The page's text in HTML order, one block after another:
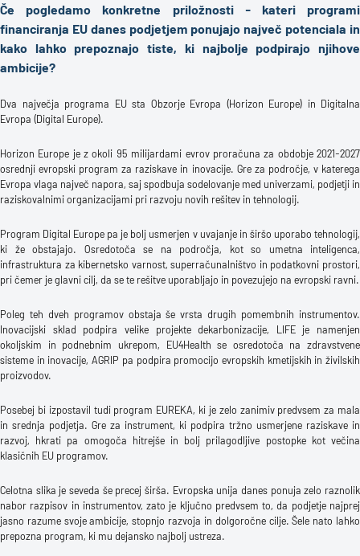
Če pogledamo konkretne priložnosti - kateri programi
financiranja EU danes podjetjem ponujajo največ potenciala in
kako lahko prepoznajo tiste, ki najbolje podpirajo njihove
ambicije?
Dva največja programa EU sta Obzorje Evropa (Horizon Europe) in Digitalna
Evropa (Digital Europe).
Horizon Europe je z okoli 95 milijardami evrov proračuna za obdobje 2021-2027
osrednji evropski program za raziskave in inovacije. Gre za področje, v katerega
Evropa vlaga največ napora, saj spodbuja sodelovanje med univerzami, podjetji in
raziskovalnimi organizacijami pri razvoju novih rešitev in tehnologij.
Program Digital Europe pa je bolj usmerjen v uvajanje in širšo uporabo tehnologij,
ki že obstajajo. Osredotoča se na področja, kot so umetna inteligenca,
infrastruktura za kibernetsko varnost, superračunalništvo in podatkovni prostori,
pri čemer je glavni cilj, da se te rešitve uporabljajo in povezujejo na evropski ravni.
Poleg teh dveh programov obstaja še vrsta drugih pomembnih instrumentov.
Inovacijski sklad podpira velike projekte dekarbonizacije, LIFE je namenjen
okoljskim in podnebnim ukrepom, EU4Health se osredotoča na zdravstvene
sisteme in inovacije, AGRIP pa podpira promocijo evropskih kmetijskih in živilskih
proizvodov.
Posebej bi izpostavil tudi program EUREKA, ki je zelo zanimiv predvsem za mala
in srednja podjetja. Gre za instrument, ki podpira tržno usmerjene raziskave in
razvoj, hkrati pa omogoča hitrejše in bolj prilagodljive postopke kot večina
klasičnih EU programov.
Celotna slika je seveda še precej širša. Evropska unija danes ponuja zelo raznolik
nabor razpisov in instrumentov, zato je ključno predvsem to, da podjetje najprej
jasno razume svoje ambicije, stopnjo razvoja in dolgoročne cilje. Šele nato lahko
prepozna program, ki mu dejansko najbolj ustreza.